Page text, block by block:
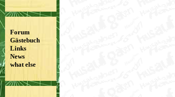
Forum
Gästebuch
Links
News
what else